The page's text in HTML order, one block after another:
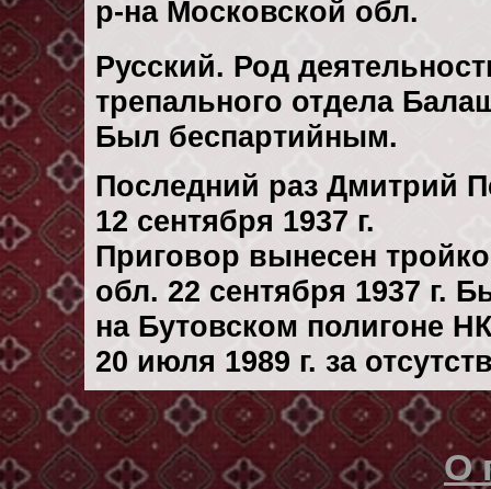
р-на Московской обл.
Русский. Род
трепального отдела
Был беспартийным.
Последний раз Дмитрий
12 сентября 1937 г.
Приговор вынесен
обл. 22 сентября 1937 г.
на Бутовском полигоне
20 июля 1989 г. за
О